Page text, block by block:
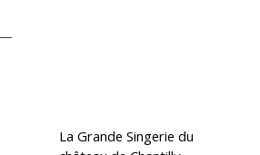
La Grande Singerie du